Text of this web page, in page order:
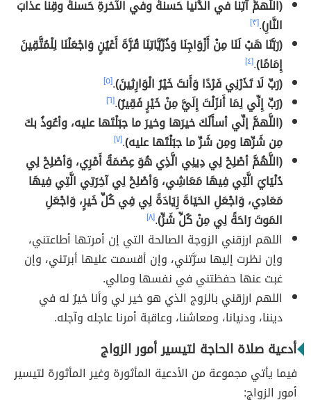
(اللَّهمَّ آتِنا في الدُّنيا حَسنةً وفي الآخرةِ حَسنةً وقِنا عذابَ
النَّارِ).[٣]
(رَبَّنَا هَبْ لَنَا مِنْ أَزْوَاجِنَا وَذُرِّيَّاتِنَا قُرَّةَ أَعْيُنٍ وَاجْعَلْنَا لِلْمُتَّقِينَ
إِمَامًا).[٤]
(رَبِّ لَا تَذَرْنِي فَرْدًا وَأَنتَ خَيْرُ الْوَارِثِينَ).[٥]
(رَبِّ إِنِّي لِمَا أَنزَلْتَ إِلَيَّ مِنْ خَيْرٍ فَقِيرٌ).[٦]
(اللَّهمَّ إنِّي أسأَلُكَ خيرَها وخيرَ ما جبَلْتَها عليه، وأعُوذُ بكَ
مِن شَرِّها ومِن شَرِّ ما جبَلْتَها عليه).[٧]
(اللَّهُمَّ أصْلِحْ لِي دِينِي الَّذِي هُوَ عِصْمَةُ أَمْرِي، وَأصْلِحْ لِي
دُنْيَايَ الَّتِي فِيهَا مَعَاشِي، وَأصْلِحْ لِي آخِرَتِي الَّتِي فِيهَا
مَعَادِي، وَاجْعَلِ الحَيَاةَ زِيَادَةً لِي فِي كُلِّ خَيرٍ، وَاجْعَلِ
المَوتَ رَاحَةً لِي مِنْ كُلِّ شَرٍّ).[٨]
اللهم ارزقني الزوجة الصالحة التي إن أمرتها أطاعتني،
وإن نظرت إليها سرَّتني، وإن أقسمت عليها أبرتني، وإن
غبت عنها حفظتني في نفسها ومالي.
اللهم ارزقني بالزوج الذي هو خير لي وأنا خيرٌ له في
ديننا، ودنيانا، ومعاشنا، وعاقبة أمرنا عاجله وآجله.
أدعية صلاة الحاجة لتيسير أمور الزواج
فيما يأتي مجموعة من الأدعية المأثورة وغير المأثورة لتيسير
أمور الزواج: